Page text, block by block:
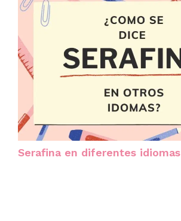
Serafina en diferentes idiomas